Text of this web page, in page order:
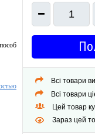
1
Всі товари
Всі товари
Цей товар
Зараз цей